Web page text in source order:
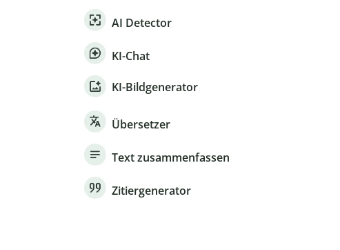
AI Detector
KI-Chat
KI-Bildgenerator
Übersetzer
Text zusammenfassen
Zitiergenerator